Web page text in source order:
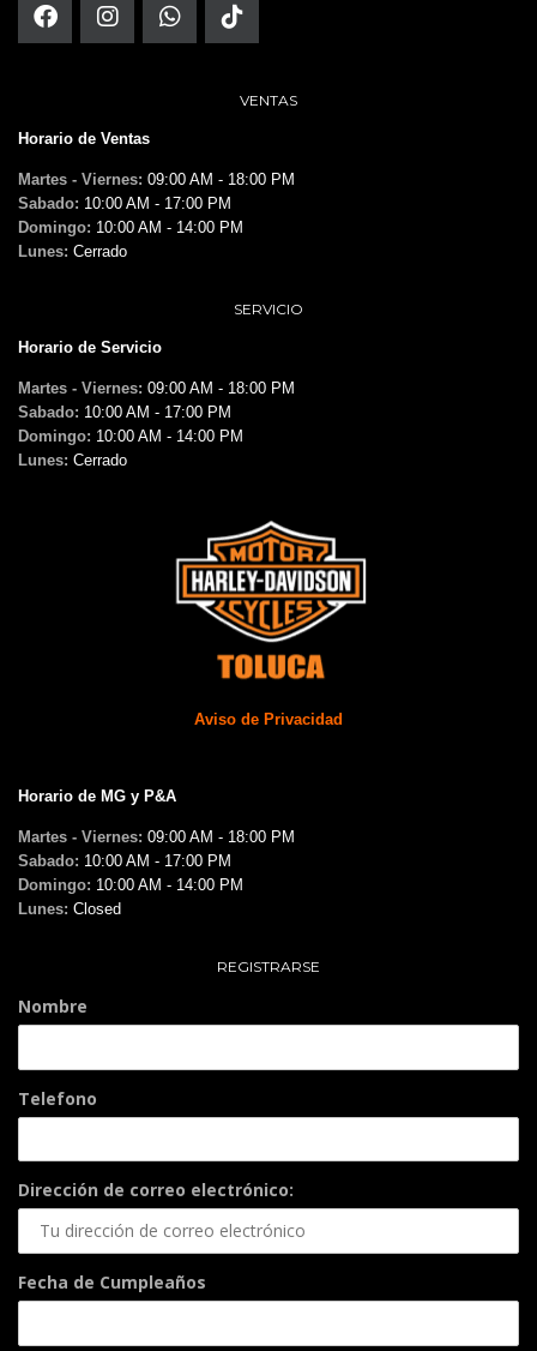
VENTAS
Horario de Ventas
Martes - Viernes: 09:00 AM - 18:00 PM
Sabado: 10:00 AM - 17:00 PM
Domingo: 10:00 AM - 14:00 PM
Lunes: Cerrado
SERVICIO
Horario de Servicio
Martes - Viernes: 09:00 AM - 18:00 PM
Sabado: 10:00 AM - 17:00 PM
Domingo: 10:00 AM - 14:00 PM
Lunes: Cerrado
Aviso de Privacidad
Horario de MG y P&A
Martes - Viernes: 09:00 AM - 18:00 PM
Sabado: 10:00 AM - 17:00 PM
Domingo: 10:00 AM - 14:00 PM
Lunes: Closed
REGISTRARSE
Nombre
Telefono
Dirección de correo electrónico:
Fecha de Cumpleaños